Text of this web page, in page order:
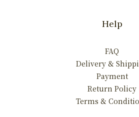
Help
FAQ
Delivery &
Payment
Return Policy
Terms &